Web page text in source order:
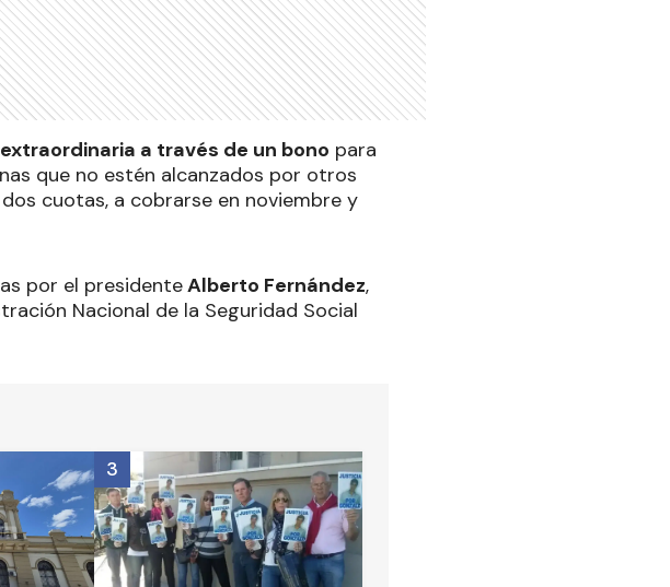
a través de un bono para
que no estén alcanzados por otros
cuotas, a cobrarse en noviembre y
por el presidenteAlberto Fernández,
Nacional de la Seguridad Social
3